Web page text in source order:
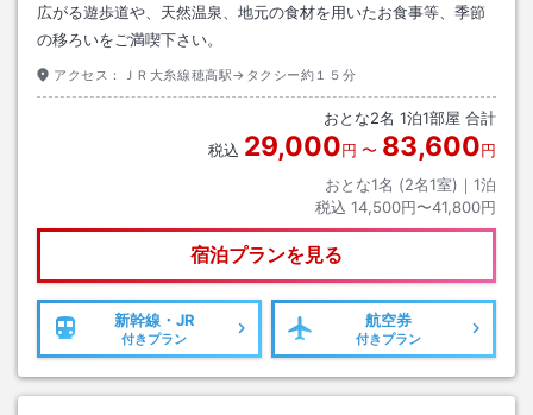
広がる遊歩道や、天然温泉、地元の食材を用いたお食事等、季節
の移ろいをご満喫下さい。
アクセス： ＪＲ大糸線穂高駅→タクシー約１５分
おとな2名 1泊1部屋 合計
税込 29,000円 〜 83,600円
おとな1名 (2名1室)｜ 1泊
税込 14,500円〜41,800円
宿泊プランを見る
新幹線・JR
付きプラン
航空券
付きプラン